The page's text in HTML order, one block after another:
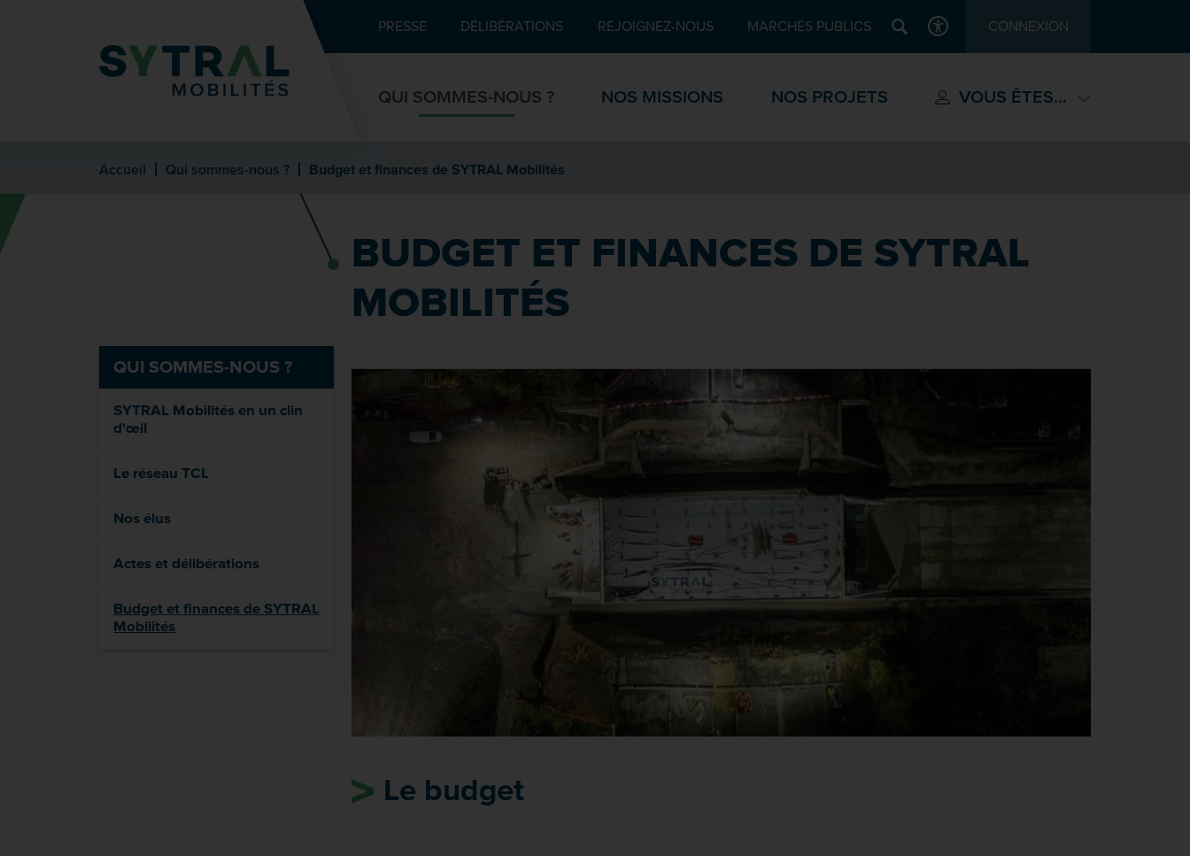
Recherche Pied de page
PRESSE DÉLIBÉRATIONS REJOIGNEZ-NOUS MARCHÉS PUBLICS Recherche
ACCESSIBILITÉCONNEXION
QUI SOMMES-NOUS ? NOS MISSIONS NOS PROJETS VOUS ÊTES...
Accueil Qui sommes-nous ? Budget et finances de SYTRAL Mobilités
BUDGET ET FINANCES DE SYTRAL
MOBILITÉS
Le budget
QUI SOMMES-NOUS ?
SYTRAL Mobilités en un clin
d'œil
Le réseau TCL
Nos élus
Actes et délibérations
Budget et finances de SYTRAL
Mobilités